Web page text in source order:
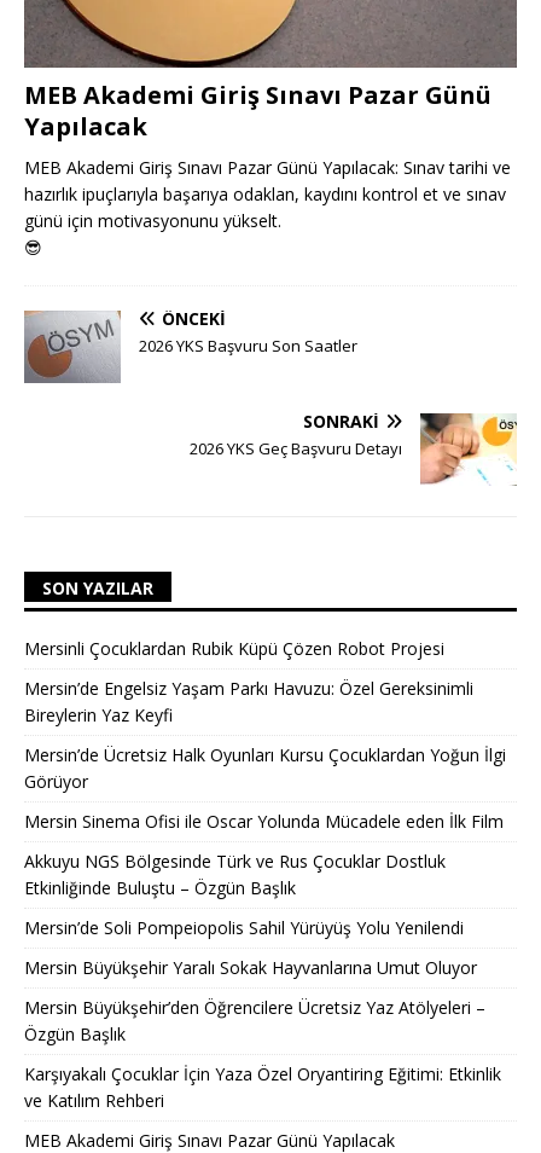
MEB Akademi Giriş Sınavı Pazar Günü
Yapılacak
MEB Akademi Giriş Sınavı Pazar Günü Yapılacak: Sınav tarihi ve
hazırlık ipuçlarıyla başarıya odaklan, kaydını kontrol et ve sınav
günü için motivasyonunu yükselt.
😎
ÖNCEKI
2026 YKS Başvuru Son Saatler
SONRAKI
2026 YKS Geç Başvuru Detayı
SON YAZILAR
Mersinli Çocuklardan Rubik Küpü Çözen Robot Projesi
Mersin’de Engelsiz Yaşam Parkı Havuzu: Özel Gereksinimli
Bireylerin Yaz Keyfi
Mersin’de Ücretsiz Halk Oyunları Kursu Çocuklardan Yoğun İlgi
Görüyor
Mersin Sinema Ofisi ile Oscar Yolunda Mücadele eden İlk Film
Akkuyu NGS Bölgesinde Türk ve Rus Çocuklar Dostluk
Etkinliğinde Buluştu – Özgün Başlık
Mersin’de Soli Pompeiopolis Sahil Yürüyüş Yolu Yenilendi
Mersin Büyükşehir Yaralı Sokak Hayvanlarına Umut Oluyor
Mersin Büyükşehir’den Öğrencilere Ücretsiz Yaz Atölyeleri –
Özgün Başlık
Karşıyakalı Çocuklar İçin Yaza Özel Oryantiring Eğitimi: Etkinlik
ve Katılım Rehberi
MEB Akademi Giriş Sınavı Pazar Günü Yapılacak